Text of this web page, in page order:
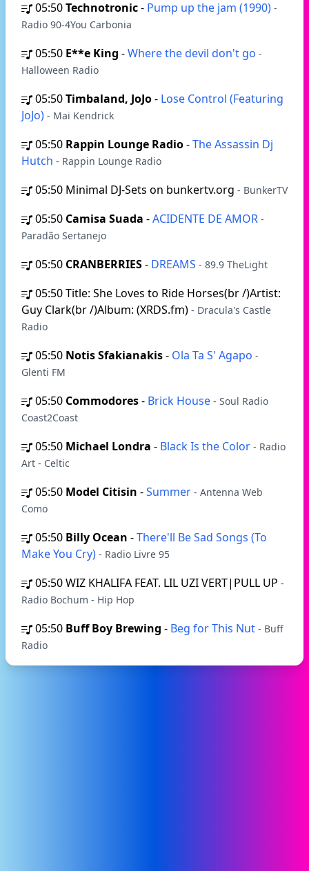
05:50Technotronic- Pump up the jam (1990) -
Radio 90-4You Carbonia
05:50 E**e King -Where the devil don't go -
Halloween Radio
05:50Timbaland, JoJo- Lose Control (Featuring
JoJo) - Mai Kendrick
05:50 Rappin Lounge Radio-The Assassin Dj
Hutch - Rappin Lounge Radio
05:50 Minimal DJ-Sets on bunkertv.org - BunkerTV
05:50 Camisa Suada -ACIDENTE DE AMOR -
Paradão Sertanejo
05:50 CRANBERRIES- DREAMS - 89.9 TheLight
05:50Title: She Loves to Ride Horses(br /)Artist:
Guy Clark(br /)Album: (XRDS.fm) - Dracula's Castle
Radio
05:50 Notis Sfakianakis- Ola Ta S' Agapo -
Glenti FM
05:50 Commodores- Brick House - Soul Radio
Coast2Coast
05:50 Michael Londra - Black Is the Color - Radio
Art - Celtic
05:50 Model Citisin -Summer - Antenna Web
Como
05:50 Billy Ocean -There'll Be Sad Songs (To
Make You Cry) - Radio Livre 95
05:50WIZ KHALIFA FEAT. LIL UZI VERT|PULL UP -
Radio Bochum - Hip Hop
05:50 Buff Boy Brewing - Beg for This Nut - Buff
Radio